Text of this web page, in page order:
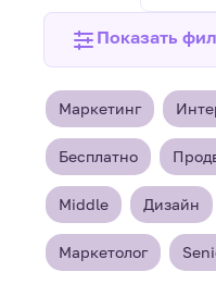
Показать
Маркетинг
Бесплатно
Middle Дизайн
Маркетолог